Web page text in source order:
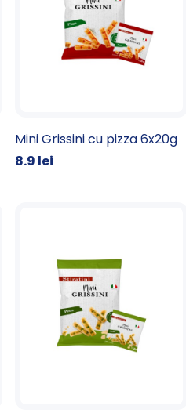
Mini Grissini cu pizza 6x20g
8.9 lei